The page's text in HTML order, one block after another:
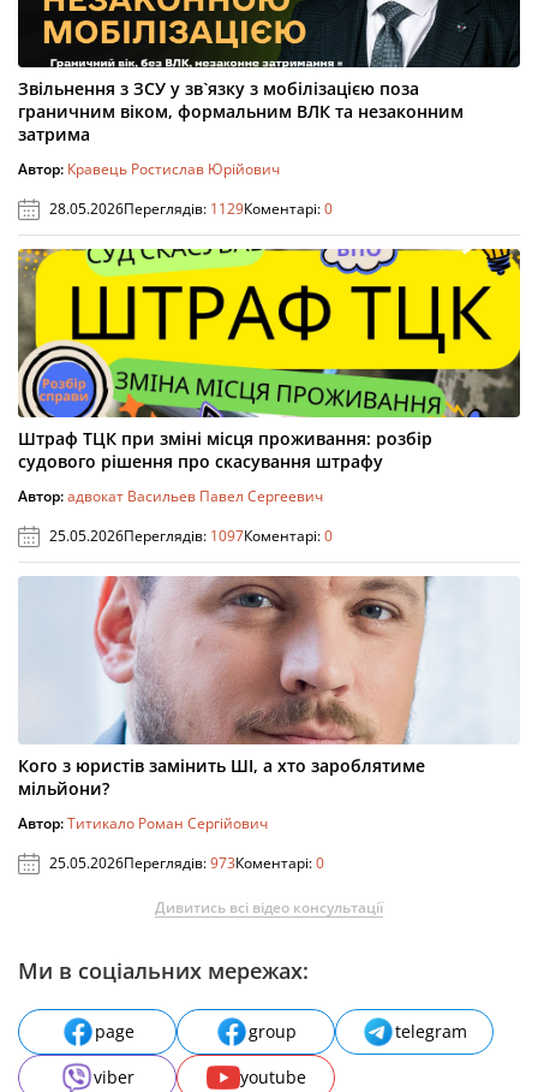
Звільнення з ЗСУ у зв`язку з мобілізацією поза
граничним віком, формальним ВЛК та незаконним
затрима
Автор: Кравець Ростислав Юрійович
28.05.2026Переглядів: 1129Коментарі:0
Штраф ТЦК при зміні місця проживання: розбір
судового рішення про скасування штрафу
Автор:адвокат Васильев Павел Сергеевич
25.05.2026Переглядів: 1097Коментарі:0
Кого з юристів замінить ШІ, а хто зароблятиме
мільйони?
Автор:Титикало Роман Сергійович
25.05.2026Переглядів:973Коментарі:0
Дивитись всі відео консультації
Ми в соціальних мережах:
page group
telegram
viber
youtube